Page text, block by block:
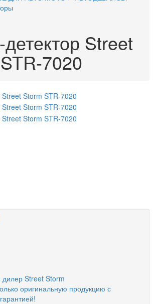
Street
7020
Street Storm
оригинальную продукцию с